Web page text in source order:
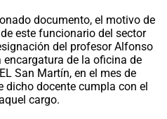
documento, el motivo de
este funcionario del sector
del profesor Alfonso
encargatura de la oficina de
San Martín, en el mes de
dicho docente cumpla con el
cargo.